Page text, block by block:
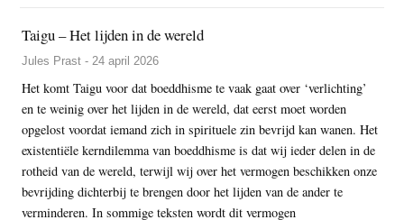
Taigu – Het lijden in de wereld
Jules Prast - 24 april 2026
Het komt Taigu voor dat boeddhisme te vaak gaat over ‘verlichting’
en te weinig over het lijden in de wereld, dat eerst moet worden
opgelost voordat iemand zich in spirituele zin bevrijd kan wanen. Het
existentiële kerndilemma van boeddhisme is dat wij ieder delen in de
rotheid van de wereld, terwijl wij over het vermogen beschikken onze
bevrijding dichterbij te brengen door het lijden van de ander te
verminderen. In sommige teksten wordt dit vermogen